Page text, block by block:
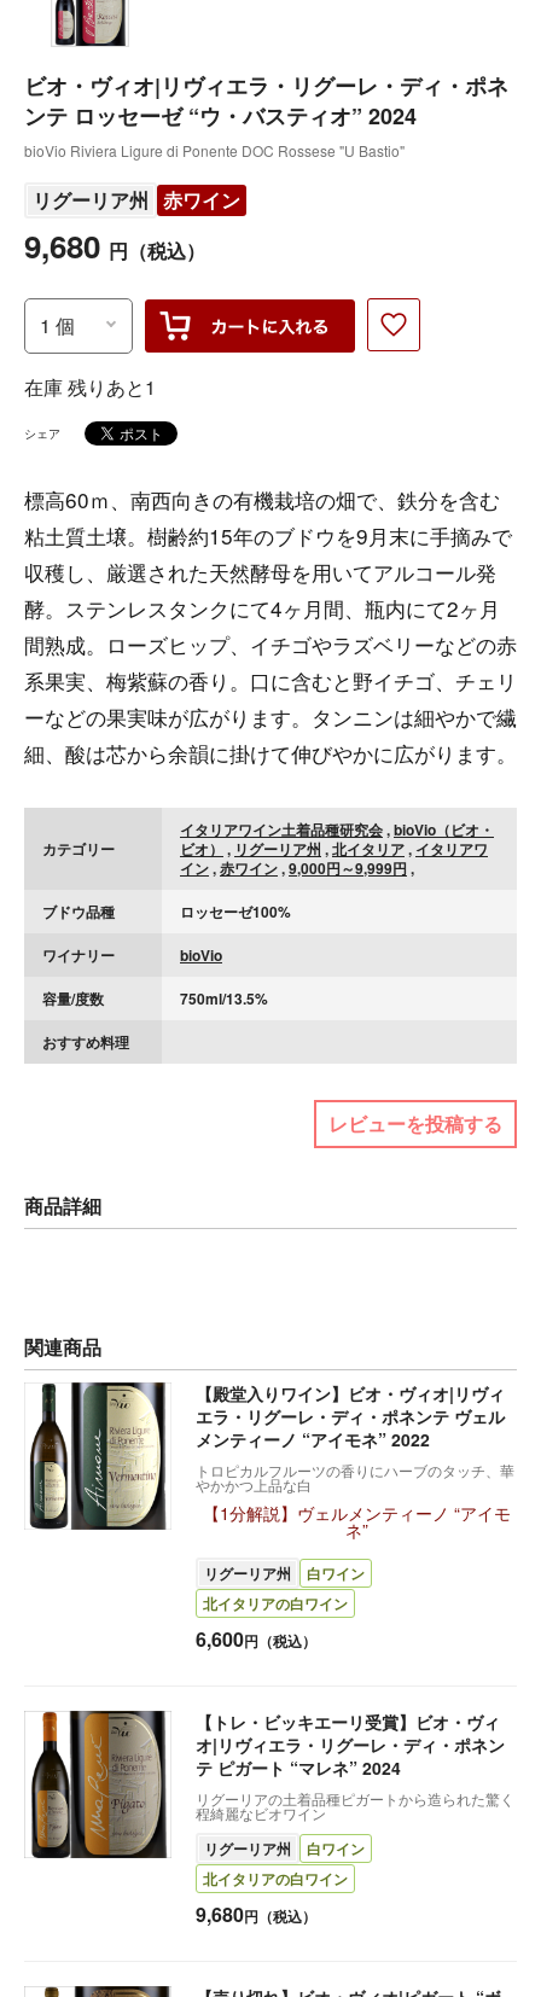
ビオ・ヴィオ|リヴィエラ・リグーレ・ディ・ポネ
ンテ ロッセーゼ “ウ・バスティオ” 2024
bioVio Riviera Ligure di Ponente DOC Rossese "U Bastio"
リグーリア州 赤ワイン
9,680 円 （税込）
在庫 残りあと1
シェア
標高60ｍ、南西向きの有機栽培の畑で、鉄分を含む
粘土質土壌。樹齢約15年のブドウを9月末に手摘みで
収穫し、厳選された天然酵母を用いてアルコール発
酵。ステンレスタンクにて4ヶ月間、瓶内にて2ヶ月
間熟成。ローズヒップ、イチゴやラズベリーなどの赤
系果実、梅紫蘇の香り。口に含むと野イチゴ、チェリ
ーなどの果実味が広がります。タンニンは細やかで繊
細、酸は芯から余韻に掛けて伸びやかに広がります。
カテゴリー
イタリアワイン土着品種研究会,bioVio（ビオ・
ビオ） , リグーリア州 ,北イタリア, イタリアワ
イン,赤ワイン,9,000円～9,999円 ,
ブドウ品種
ロッセーゼ100%
ワイナリー
bioVio
容量/度数
750ml/13.5%
おすすめ料理
レビューを投稿する
商品詳細
関連商品
【殿堂入りワイン】ビオ・ヴィオ|リヴィ
エラ・リグーレ・ディ・ポネンテ ヴェル
メンティーノ “アイモネ” 2022
トロピカルフルーツの香りにハーブのタッチ、華
やかかつ上品な白
【1分解説】ヴェルメンティーノ “アイモ
ネ”
リグーリア州
白ワイン
北イタリアの白ワイン
6,600円（税込）
【トレ・ビッキエーリ受賞】ビオ・ヴィ
オ|リヴィエラ・リグーレ・ディ・ポネン
テ ピガート “マレネ” 2024
リグーリアの土着品種ピガートから造られた驚く
程綺麗なビオワイン
リグーリア州
白ワイン
北イタリアの白ワイン
9,680円（税込）